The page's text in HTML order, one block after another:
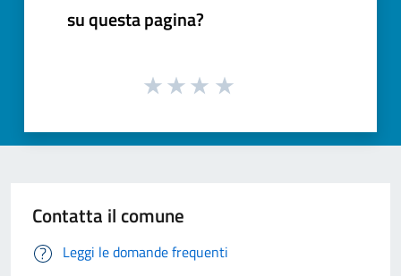
su questa pagina?
Contatta il comune
Leggi le domande frequenti